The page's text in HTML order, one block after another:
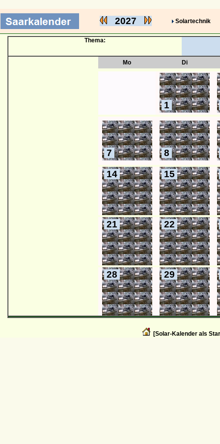
2027 Solartechnik
Thema:
Mo Di
1
7 8
14 15
21 22
28 29
[Solar-Kalender als